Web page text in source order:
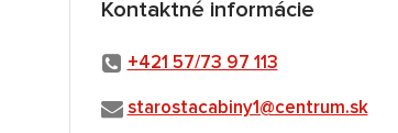
Kontaktné informácie
+421 57/73 97 113
starostacabiny1@centrum.sk